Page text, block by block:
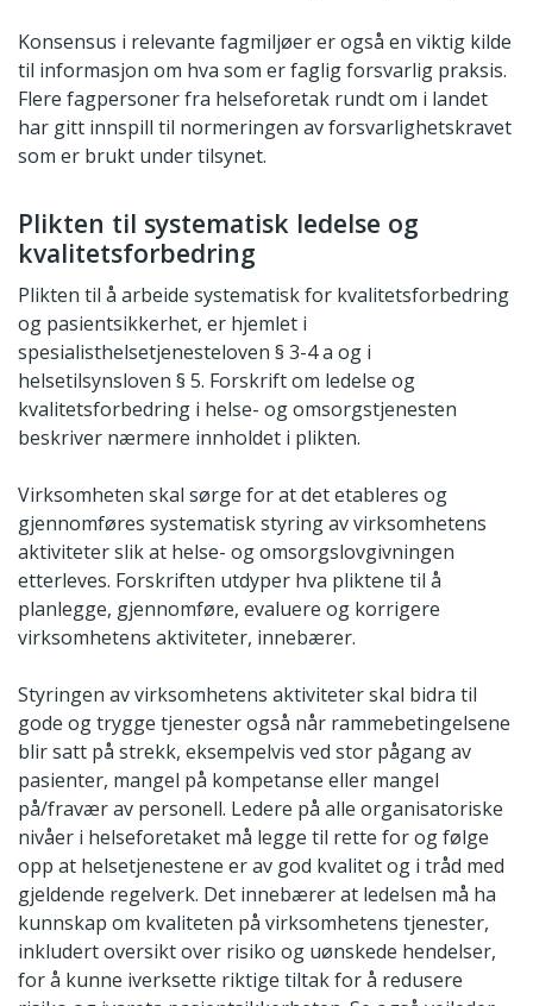
Konsensus i relevante fagmiljøer er også en viktig kilde
til informasjon om hva som er faglig forsvarlig praksis.
Flere fagpersoner fra helseforetak rundt om i landet
har gitt innspill til normeringen av forsvarlighetskravet
som er brukt under tilsynet.
Plikten til systematisk ledelse og
kvalitetsforbedring
Plikten til å arbeide systematisk for kvalitetsforbedring
og pasientsikkerhet, er hjemlet i
spesialisthelsetjenesteloven § 3-4 a og i
helsetilsynsloven § 5. Forskrift om ledelse og
kvalitetsforbedring i helse- og omsorgstjenesten
beskriver nærmere innholdet i plikten.
Virksomheten skal sørge for at det etableres og
gjennomføres systematisk styring av virksomhetens
aktiviteter slik at helse- og omsorgslovgivningen
etterleves. Forskriften utdyper hva pliktene til å
planlegge, gjennomføre, evaluere og korrigere
virksomhetens aktiviteter, innebærer.
Styringen av virksomhetens aktiviteter skal bidra til
gode og trygge tjenester også når rammebetingelsene
blir satt på strekk, eksempelvis ved stor pågang av
pasienter, mangel på kompetanse eller mangel
på/fravær av personell. Ledere på alle organisatoriske
nivåer i helseforetaket må legge til rette for og følge
opp at helsetjenestene er av god kvalitet og i tråd med
gjeldende regelverk. Det innebærer at ledelsen må ha
kunnskap om kvaliteten på virksomhetens tjenester,
inkludert oversikt over risiko og uønskede hendelser,
for å kunne iverksette riktige tiltak for å redusere